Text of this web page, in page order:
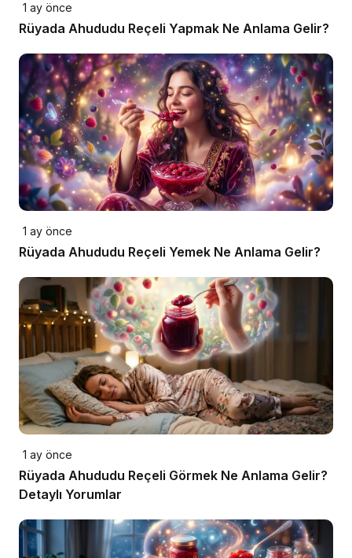
1 ay önce
Rüyada Ahududu Reçeli Yapmak Ne Anlama Gelir?
1 ay önce
Rüyada Ahududu Reçeli Yemek Ne Anlama Gelir?
1 ay önce
Rüyada Ahududu Reçeli Görmek Ne Anlama Gelir?
Detaylı Yorumlar